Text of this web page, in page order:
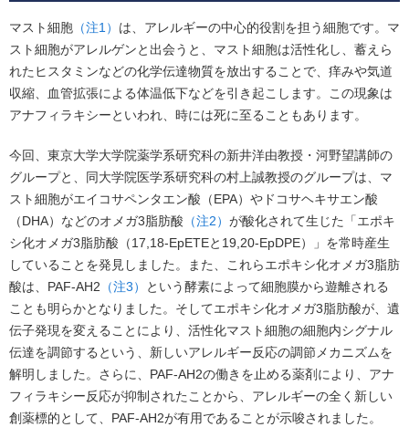
マスト細胞 （注1） は、アレルギーの中心的役割を担う細胞です。マ
スト細胞がアレルゲンと出会うと、マスト細胞は活性化し、蓄えら
れたヒスタミンなどの化学伝達物質を放出することで、痒みや気道
収縮、血管拡張による体温低下などを引き起こします。この現象は
アナフィラキシーといわれ、時には死に至ることもあります。
今回、東京大学大学院薬学系研究科の新井洋由教授・河野望講師の
グループと、同大学院医学系研究科の村上誠教授のグループは、マ
スト細胞がエイコサペンタエン酸（EPA）やドコサヘキサエン酸
（DHA）などのオメガ3脂肪酸 （注2） が酸化されて生じた「エポキ
シ化オメガ3脂肪酸（17,18-EpETEと19,20-EpDPE）」を常時産生
していることを発見しました。また、これらエポキシ化オメガ3脂肪
酸は、PAF-AH2 （注3）
という酵素によって細胞膜から遊離される
ことも明らかとなりました。そしてエポキシ化オメガ3脂肪酸が、遺
伝子発現を変えることにより、活性化マスト細胞の細胞内シグナル
伝達を調節するという、新しいアレルギー反応の調節メカニズムを
解明しました。さらに、PAF-AH2の働きを止める薬剤により、アナ
フィラキシー反応が抑制されたことから、アレルギーの全く新しい
創薬標的として、PAF-AH2が有用であることが示唆されました。